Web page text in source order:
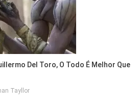
Del Toro, O Todo É Melhor Que
Tayllor